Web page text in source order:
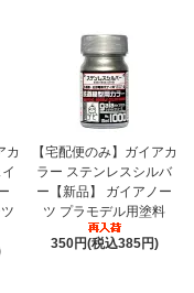
カ
【宅配便のみ】ガイアカ
ラー ステンレスシルバ
ー【新品】 ガイアノー
ツ プラモデル用塗料
350円(税込385円)